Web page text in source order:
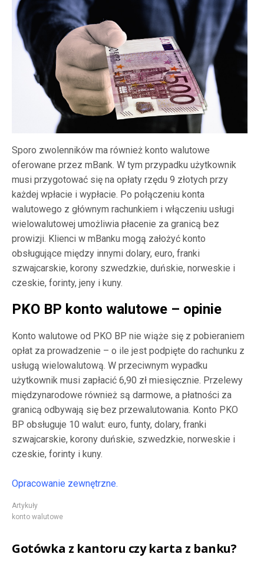
Sporo zwolenników ma również konto walutowe
oferowane przez mBank. W tym przypadku użytkownik
musi przygotować się na opłaty rzędu 9 złotych przy
każdej wpłacie i wypłacie. Po połączeniu konta
walutowego z głównym rachunkiem i włączeniu usługi
wielowalutowej umożliwia płacenie za granicą bez
prowizji. Klienci w mBanku mogą założyć konto
obsługujące między innymi dolary, euro, franki
szwajcarskie, korony szwedzkie, duńskie, norweskie i
czeskie, forinty, jeny i kuny.
PKO BP konto walutowe – opinie
Konto walutowe od PKO BP nie wiąże się z pobieraniem
opłat za prowadzenie – o ile jest podpięte do rachunku z
usługą wielowalutową. W przeciwnym wypadku
użytkownik musi zapłacić 6,90 zł miesięcznie. Przelewy
międzynarodowe również są darmowe, a płatności za
granicą odbywają się bez przewalutowania. Konto PKO
BP obsługuje 10 walut: euro, funty, dolary, franki
szwajcarskie, korony duńskie, szwedzkie, norweskie i
czeskie, forinty i kuny.
Opracowanie zewnętrzne.
Artykuły
konto walutowe
Gotówka z kantoru czy karta z banku?